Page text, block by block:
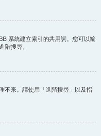
系統建立索引的共用詞。您可以輸
階搜尋。
不來。請使用「進階搜尋」以及指